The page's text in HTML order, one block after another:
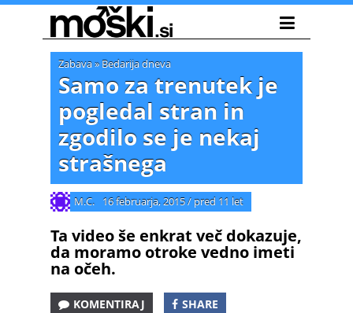
Zabava» Bedarija dneva
Samo za trenutek je
pogledal stran in
zgodilo se je nekaj
strašnega
M.C. 16 februarja, 2015/ pred 11 let
Ta video še enkrat več dokazuje,
da moramo otroke vedno imeti
na očeh.
KOMENTIRAJ SHARE